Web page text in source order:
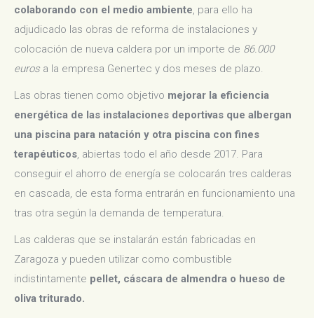
colaborando con el medio ambiente, para ello ha
adjudicado las obras de reforma de instalaciones y
colocación de nueva caldera por un importe de 86.000
euros a la empresa Genertec y dos meses de plazo.
Las obras tienen como objetivo mejorar la eficiencia
energética de las instalaciones deportivas que albergan
una piscina para natación y otra piscina con fines
terapéuticos, abiertas todo el año desde 2017. Para
conseguir el ahorro de energía se colocarán tres calderas
en cascada, de esta forma entrarán en funcionamiento una
tras otra según la demanda de temperatura.
Las calderas que se instalarán están fabricadas en
Zaragoza y pueden utilizar como combustible
indistintamente pellet, cáscara de almendra o hueso de
oliva triturado.